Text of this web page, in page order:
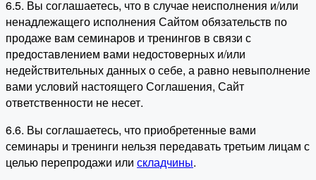
6.5. Вы соглашаетесь, что в случае неисполнения и/или
ненадлежащего исполнения Сайтом обязательств по
продаже вам семинаров и тренингов в связи с
предоставлением вами недостоверных и/или
недействительных данных о себе, а равно невыполнение
вами условий настоящего Соглашения, Сайт
ответственности не несет.
6.6. Вы соглашаетесь, что приобретенные вами
семинары и тренинги нельзя передавать третьим лицам с
целью перепродажи или складчины.